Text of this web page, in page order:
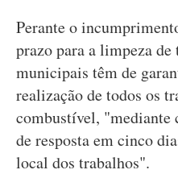
Perante o
prazo para a limpeza de
municipais têm de
realização de todos os
combustível, "mediante
de resposta em cinco
local dos trabalhos".